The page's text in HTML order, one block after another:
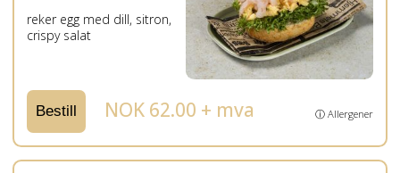
reker egg med dill, sitron,
crispy salat
Bestill NOK 62.00 + mva ⓘ Allergener